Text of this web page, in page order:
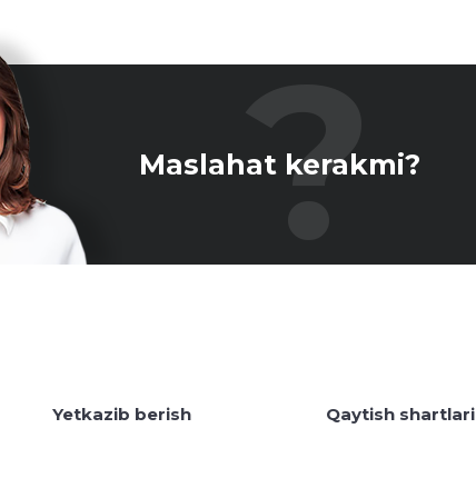
Maslahat kerakmi?
Yetkazib berish Qaytish shartlari